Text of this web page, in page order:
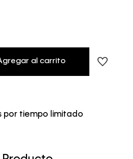
al carrito
por tiempo limitado